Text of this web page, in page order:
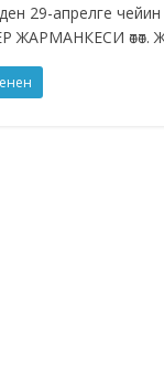
29-апрелге
ЖАРМАНКЕСИ өтөт.